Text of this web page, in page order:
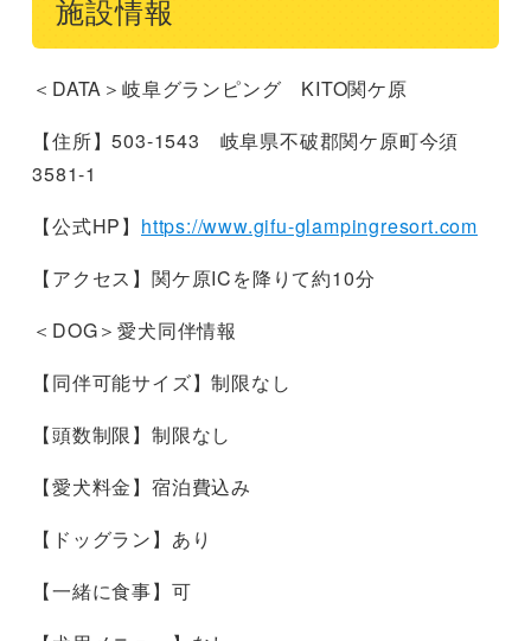
施設情報
＜DATA＞岐阜グランピング KITO関ケ原
【住所】503-1543 岐阜県不破郡関ケ原町今須
3581-1
【公式HP】 https://www.gifu-glampingresort.com
【アクセス】関ケ原ICを降りて約10分
＜DOG＞愛犬同伴情報
【同伴可能サイズ】制限なし
【頭数制限】制限なし
【愛犬料金】宿泊費込み
【ドッグラン】あり
【一緒に食事】可